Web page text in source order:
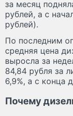
за месяц
рублей, а с
рублей).
По последним
средняя цена
выросла за
84,84 рубля за
6,9%, а с конца
Почему